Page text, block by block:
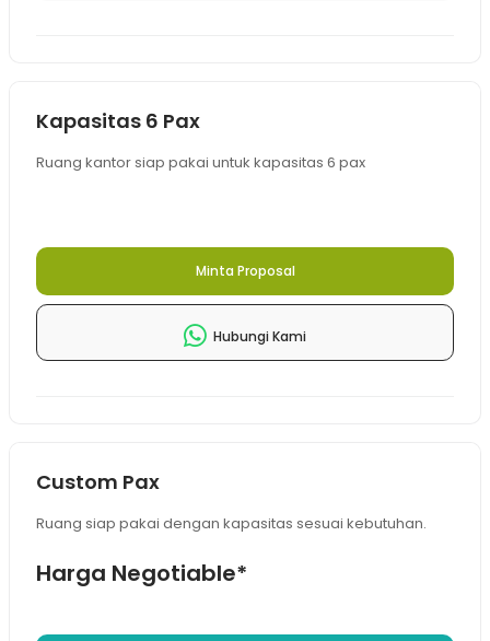
Kapasitas 6 Pax
Ruang kantor siap pakai untuk kapasitas 6 pax
Minta Proposal
Hubungi Kami
Custom Pax
Ruang siap pakai dengan kapasitas sesuai kebutuhan.
Harga Negotiable*